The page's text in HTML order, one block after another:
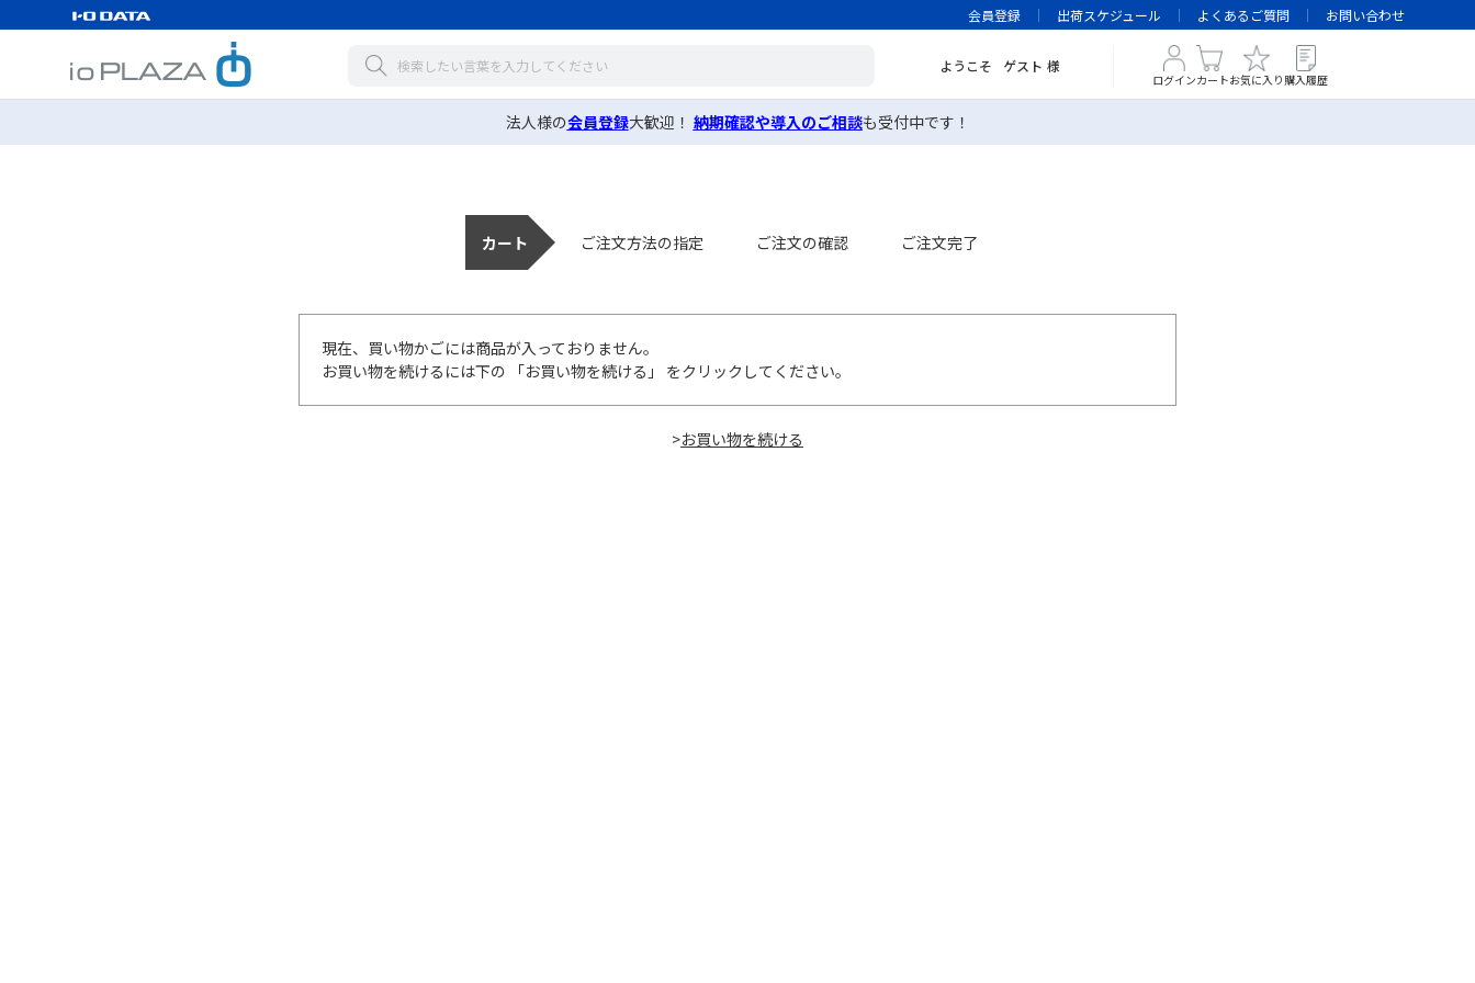
会員登録 出荷スケジュール よくあるご質問 お問い合わせ
ようこそ ゲスト 様
ログインカートお気に入り 購入履歴
法人様の会員登録大歓迎！ 納期確認や導入のご相談も受付中です！
カート ご注文方法の指定 ご注文の確認 ご注文完了
現在、買い物かごには商品が入っておりません。
お買い物を続けるには下の 「お買い物を続ける」 をクリックしてください。
>